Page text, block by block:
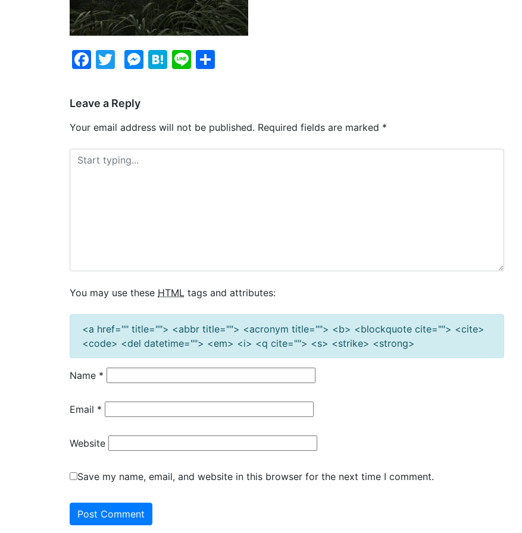
Facebook
Twitter
Messenger
Hatena
Line
Leave a Reply
Your email address will not be published. Required fields are marked *
You may use these HTML tags and attributes:
<a href="" title=""> <abbr title=""> <acronym title=""> <b> <blockquote cite=""> <cite>
<code> <del datetime=""> <em> <i> <q cite=""> <s> <strike> <strong>
Name *
Email *
Website
Save my name, email, and website in this browser for the next time I comment.